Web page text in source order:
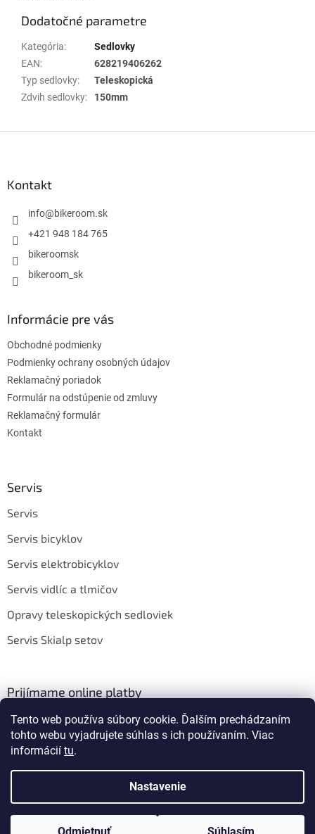
Tento web používa súbory cookie. Ďalším prechádzaním
tohto webu vyjadrujete súhlas s ich používaním. Viac
informácií tu.
Nastavenie
Dodatočné parametre
Kategória:
Sedlovky
EAN:
628219406262
Typ sedlovky:
Teleskopická
Zdvih sedlovky: 150mm
Kontakt
info@bikeroom.sk
+421 948 184 765
bikeroomsk
bikeroom_sk
Informácie pre vás
Obchodné podmienky
Podmienky ochrany osobných údajov
Reklamačný poriadok
Formulár na odstúpenie od zmluvy
Reklamačný formulár
Kontakt
Servis
Servis
Servis bicyklov
Servis elektrobicyklov
Servis vidlíc a tlmičov
Opravy teleskopických sedloviek
Servis Skialp setov
Prijímame online platby
Vytvoril Shoptet